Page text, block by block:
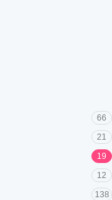
66
21
19
12
138